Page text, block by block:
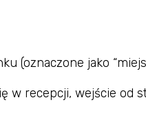
(oznaczone jako
w recepcji, wejście od